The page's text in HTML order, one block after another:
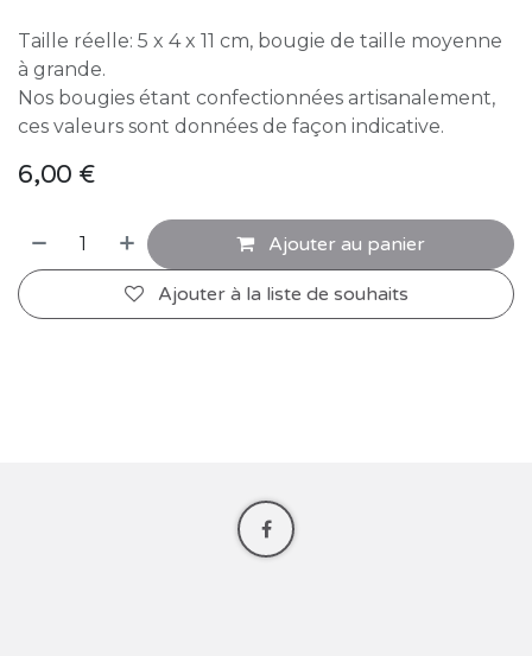
Taille réelle: 5 x 4 x 11 cm, bougie de taille moyenne
à grande.
Nos bougies étant confectionnées artisanalement,
ces valeurs sont données de façon indicative.
6,00 €
Ajouter au panier
Ajouter à la liste de souhaits